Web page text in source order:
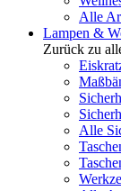
Alle
Lampen &
Zurück zu
Alle